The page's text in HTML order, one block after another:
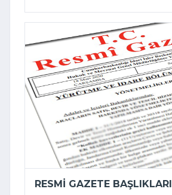
RESMI GAZETE BAŞLIKLARI